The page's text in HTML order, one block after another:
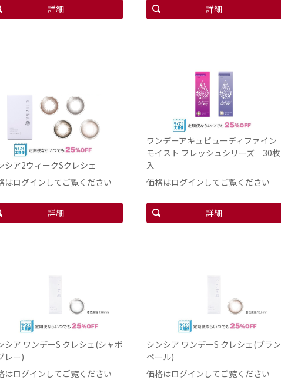
詳細 詳細
シア2ウィークSクレシェ
はログインしてご覧ください
詳細
ワンデーアキュビューディファイン
モイスト フレッシュシリーズ 30枚
入
価格はログインしてご覧ください
詳細
シア ワンデーS クレシェ(シャボ
レー)
はログインしてご覧ください
シンシア ワンデーS クレシェ(ブラン
ペール)
価格はログインしてご覧ください